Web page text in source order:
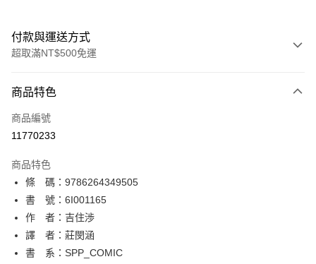
付款與運送方式
超取滿NT$500免運
信用卡一次付款
超商取貨付款
相關說明
【關於「AFTEE先享後付」】
AFTEE先享後付是「在收到商品之後才付款」的支付方式。 讓您購物簡單
便利好安心！
１．簡單：不需註冊會員、不需綁卡、不需儲值。
２．便利：只要手機號碼，簡訊認證，即可結帳。
３．安心：先確認商品／服務後，再付款。
ATM付款
運送方式
全家取貨付款
商品特色
商品編號
11770233
商品特色
條 碼：9786264349505
書 號：6I001165
作 者：吉住渉
譯 者：莊閔涵
書 系：SPP_COMIC